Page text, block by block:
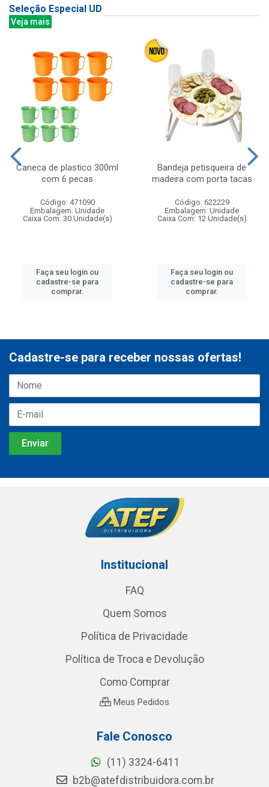
Seleção Especial UD
Veja mais
Caneca de plastico 300ml
com 6 pecas
Código: 471090
Embalagem: Unidade
Caixa Com: 30 Unidade(s)
Faça seu login ou
cadastre-se para
comprar.
Bandeja petisqueira de
madeira com porta tacas
Código: 622229
Embalagem: Unidade
Caixa Com: 12 Unidade(s)
Faça seu login ou
cadastre-se para
comprar.
Cadastre-se para receber nossas ofertas!
Institucional
FAQ
Quem Somos
Política de Privacidade
Política de Troca e Devolução
Como Comprar
Meus Pedidos
Fale Conosco
(11) 3324-6411
b2b@atefdistribuidora.com.br